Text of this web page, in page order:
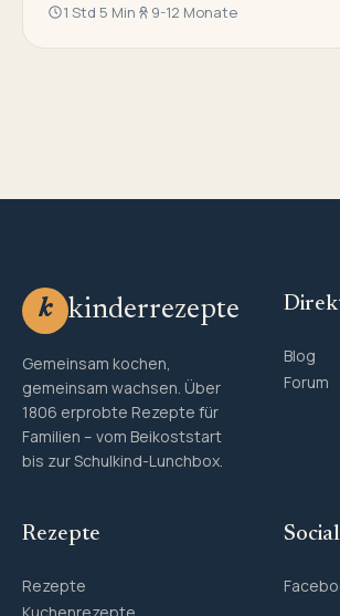
1 Std 5 Min 9-12 Monate
k kinderrezepte
Gemeinsam kochen,
gemeinsam wachsen. Über
1806 erprobte Rezepte für
Familien – vom Beikoststart
bis zur Schulkind-Lunchbox.
Blog
Forum
Rezepte
Rezepte
Kuchenrezepte